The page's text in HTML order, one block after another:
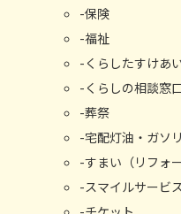
保険
福祉
くらしたすけあ
くらしの相談窓
葬祭
宅配灯油・ガソ
すまい（リフォ
スマイルサービ